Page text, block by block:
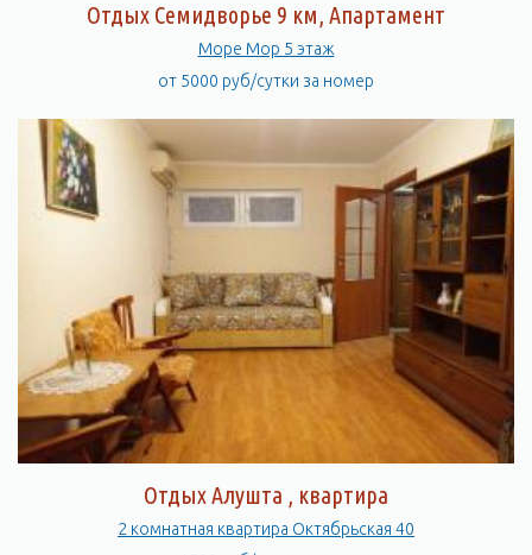
Отдых Семидворье 9 км, Апартамент
Море Мор 5 этаж
от 5000 руб/сутки за номер
Отдых Алушта , квартира
2 комнатная квартира Октябрьская 40